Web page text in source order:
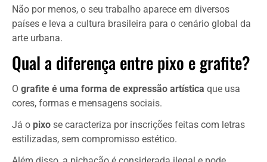
Não por menos, o seu trabalho aparece em diversos
países e leva a cultura brasileira para o cenário global da
arte urbana.
Qual a diferença entre pixo e grafite?
O grafite é uma forma de expressão artística que usa
cores, formas e mensagens sociais.
Já o pixo se caracteriza por inscrições feitas com letras
estilizadas, sem compromisso estético.